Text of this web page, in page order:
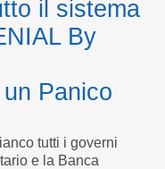
il sistema
By
Panico
tutti i governi
e la Banca